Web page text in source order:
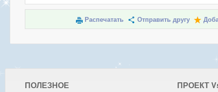
Распечатать Отправить другу
ПОЛЕЗНОЕ ПРОЕКТ V